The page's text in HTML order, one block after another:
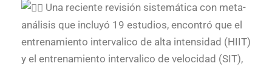
Una reciente revisión sistemática con meta-
análisis que incluyó 19 estudios, encontró que el
entrenamiento intervalico de alta intensidad (HIIT)
y el entrenamiento intervalico de velocidad (SIT),